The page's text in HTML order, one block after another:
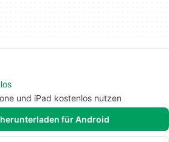
und iPad kostenlos nutzen
für Android